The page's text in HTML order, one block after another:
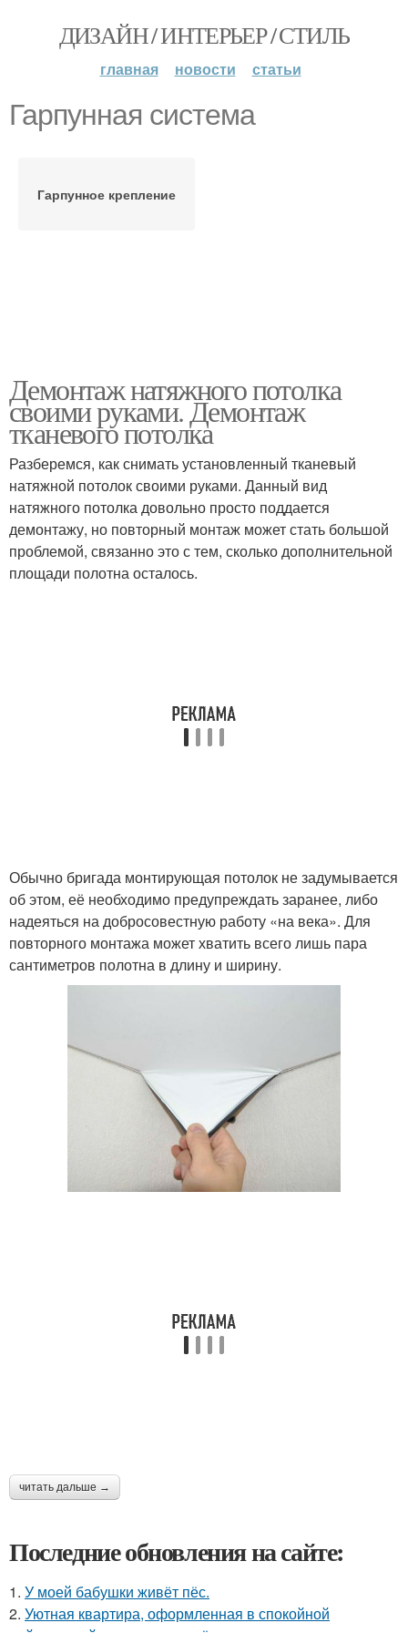
ДИЗАЙН / ИНТЕРЬЕР / СТИЛЬ
главная новости статьи
Гарпунная система
Гарпунное крепление
Демонтаж натяжного потолка
своими руками. Демонтаж
тканевого потолка
Разберемся, как снимать установленный тканевый
натяжной потолок своими руками. Данный вид
натяжного потолка довольно просто поддается
демонтажу, но повторный монтаж может стать большой
проблемой, связанно это с тем, сколько дополнительной
площади полотна осталось.
Обычно бригада монтирующая потолок не задумывается
об этом, её необходимо предупреждать заранее, либо
надеяться на добросовестную работу «на века». Для
повторного монтажа может хватить всего лишь пара
сантиметров полотна в длину и ширину.
читать дальше →
Последние обновления на сайте:
1. У моей бабушки живёт пёс.
2. Уютная квартира, оформленная в спокойной